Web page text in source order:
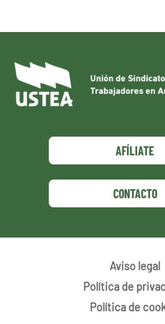
AFÍLIATE
CONTACTO
Aviso legal
Política de
Política de